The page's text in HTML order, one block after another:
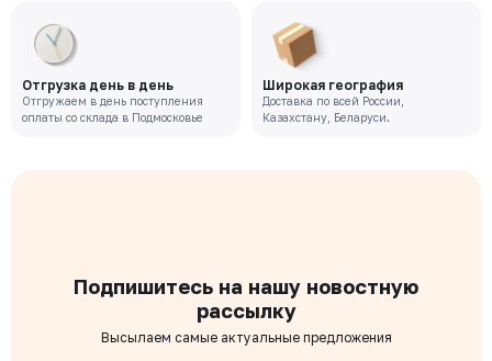
Отгрузка день в день
Отгружаем в день поступления
оплаты со склада в Подмосковье
Широкая география
Доставка по всей России,
Казахстану, Беларуси.
Подпишитесь на нашу новостную
рассылку
Высылаем самые актуальные предложения